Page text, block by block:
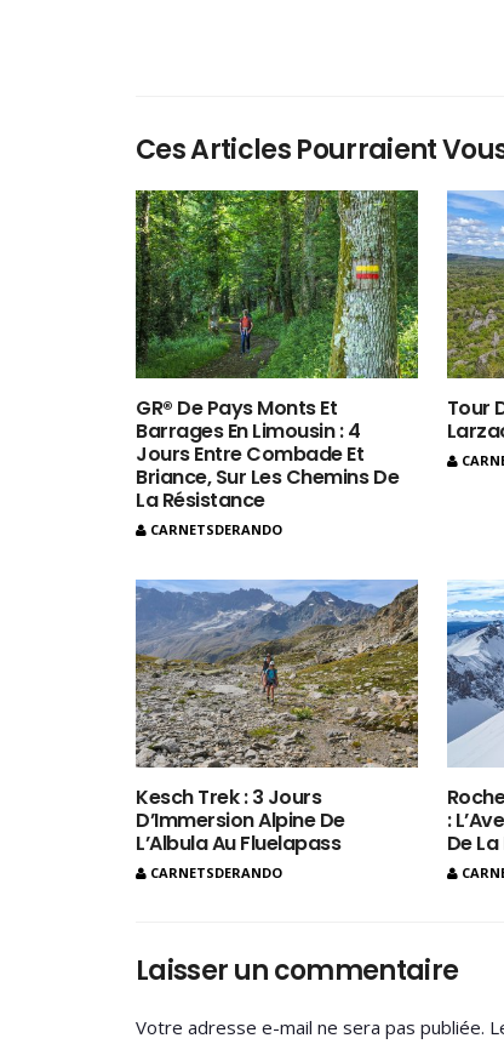
Ces Articles Pourraient
GR® De Pays Monts Et
Barrages En Limousin : 4
Jours Entre Combade Et
Briance, Sur Les Chemins De
La Résistance
CARNETSDERANDO
Tour
Kesch Trek : 3 Jours
D’Immersion Alpine De
L’Albula Au Fluelapass
CARNETSDERANDO
:
De
Laisser un commentaire
Votre adresse e-mail ne sera pas publiée.